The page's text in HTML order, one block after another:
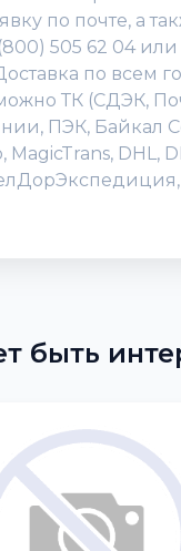
по почте, а
505 62 04
по всем
ТК (СДЭК,
ПЭК, Байкал
DHL,
быть